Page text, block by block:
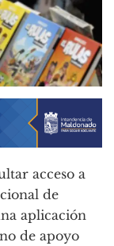
acceso a
de
aplicación
de apoyo